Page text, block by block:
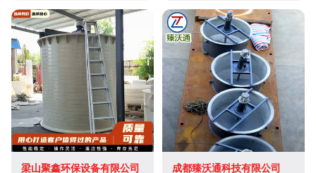
梁山聚鑫环保设备有限公司 成都臻沃通科技有限公司